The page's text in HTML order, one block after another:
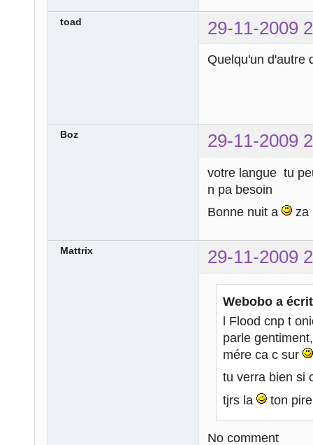
toad 29-11-2009
Quelqu'un d'autre
Boz 29-11-2009
votre langue tu
n pa besoin
Bonne nuit a
za
Mattrix 29-11-2009
Webobo a
l Flood cnp t
parle
mére ca c sur
tu verra bien si
tjrs la
ton
No comment